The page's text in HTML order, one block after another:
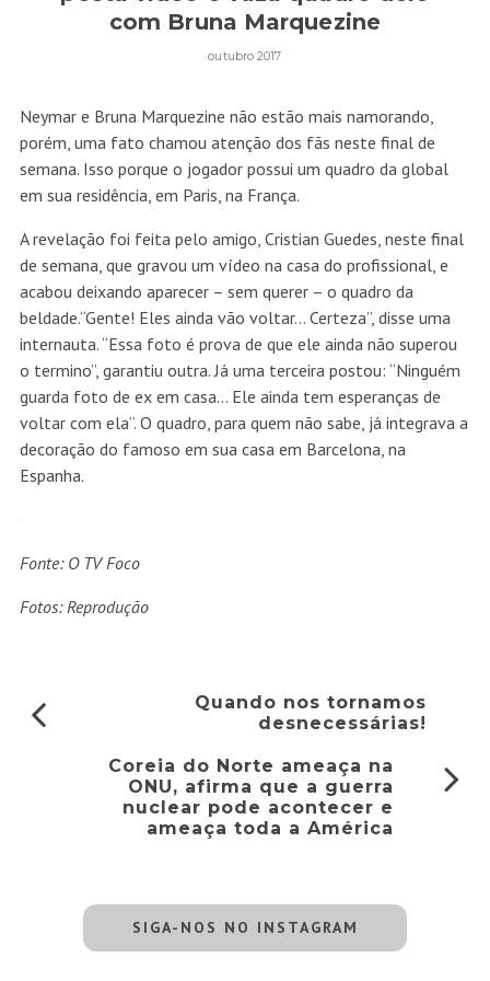
com Bruna Marquezine
outubro 2017
Neymar e Bruna Marquezine não estão mais namorando,
porém, uma fato chamou atenção dos fãs neste final de
semana. Isso porque o jogador possui um quadro da global
em sua residência, em Paris, na França.
A revelação foi feita pelo amigo, Cristian Guedes, neste final
de semana, que gravou um vídeo na casa do profissional, e
acabou deixando aparecer – sem querer – o quadro da
beldade.“Gente! Eles ainda vão voltar… Certeza”, disse uma
internauta. “Essa foto é prova de que ele ainda não superou
o termino”, garantiu outra. Já uma terceira postou: “Ninguém
guarda foto de ex em casa… Ele ainda tem esperanças de
voltar com ela”. O quadro, para quem não sabe, já integrava a
decoração do famoso em sua casa em Barcelona, na
Espanha.
Fonte: O TVFoco
Fotos: Reprodução
Quando nos tornamos
desnecessárias!
Coreia do Norte ameaça na
ONU, afirma que a guerra
nuclear pode acontecer e
ameaça toda a América
SIGA-NOS NO INSTAGRAM